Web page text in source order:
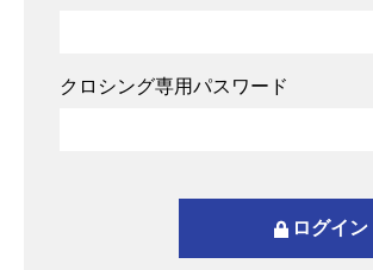
クロシング専用パスワード